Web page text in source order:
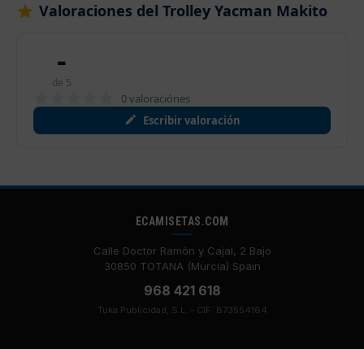
Valoraciones del Trolley Yacman Makito
-
de 5
0 valoraciónes
Escribir valoración
ECAMISETAS.COM
Calle Doctor Ramón y Cajal, 2 Bajo
30850 TOTANA (Murcia) Spain
968 421 618
Tuka Publicidad, S.L. - CIF: B73554164